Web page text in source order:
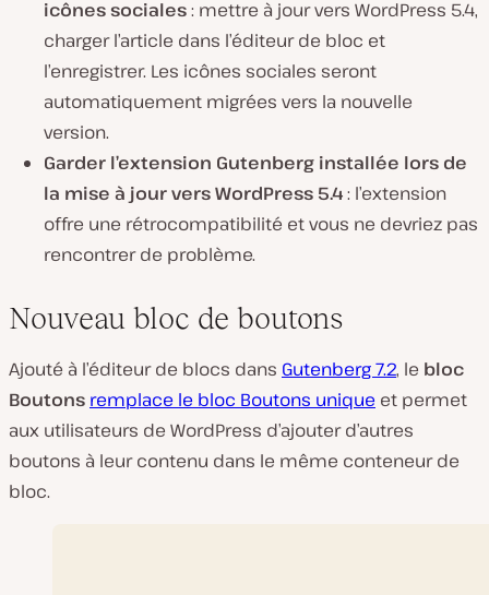
icônes sociales: mettre à jour vers WordPress 5.4,
charger l’article dans l’éditeur de bloc et
l’enregistrer. Les icônes sociales seront
automatiquement migrées vers la nouvelle
version.
Garder l’extension Gutenberg installée lors de
la mise à jour vers WordPress 5.4: l’extension
offre une rétrocompatibilité et vous ne devriez pas
rencontrer de problème.
Nouveau bloc de boutons
Ajouté à l’éditeur de blocs dans Gutenberg 7.2, le bloc
Boutons remplace le bloc Boutons unique et permet
aux utilisateurs de WordPress d’ajouter d’autres
boutons à leur contenu dans le même conteneur de
bloc.